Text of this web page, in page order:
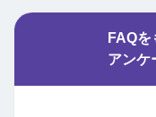
FAQ
アンケ